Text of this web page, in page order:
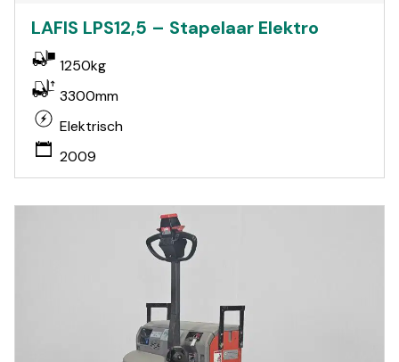
LAFIS LPS12,5 – Stapelaar Elektro
1250kg
3300mm
Elektrisch
2009